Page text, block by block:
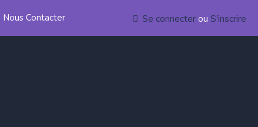
Nous Contacter Se connecter ou S'inscrire